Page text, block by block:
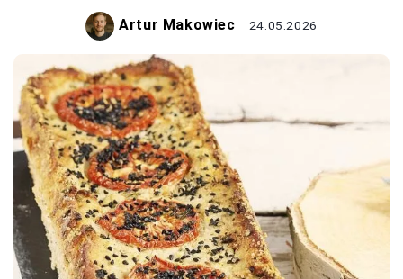
Artur Makowiec 24.05.2026